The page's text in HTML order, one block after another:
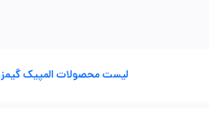
لیست محصولات المپیک گیمز